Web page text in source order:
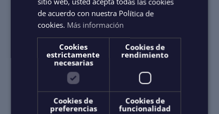
pour l’observation des baleines et des services avec
équipage pour les excursions maritimes
de acuerdo con nuestra Política de
cookies. Más información
Cookies
estrictamente
necesarias
Cookies de
rendimiento
Cookies de
preferencias
Cookies de
funcionalidad